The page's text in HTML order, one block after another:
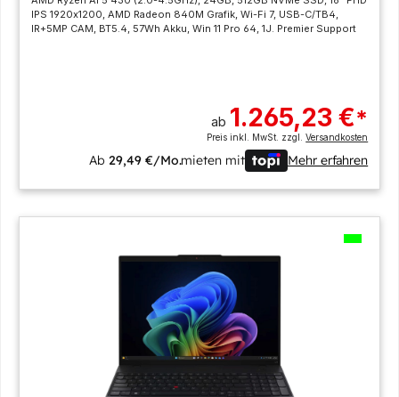
IPS 1920x1200, AMD Radeon 840M Grafik, Wi-Fi 7, USB-C/TB4,
IR+5MP CAM, BT5.4, 57Wh Akku, Win 11 Pro 64, 1J. Premier Support
ab 1.265,23 €*
Preis inkl. MwSt. zzgl.Versandkosten
Ab29,49 €/Mo.mieten mit Mehr erfahren